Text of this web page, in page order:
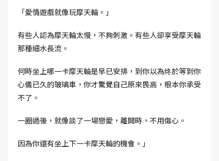
「愛情遊戲就像玩摩天輪。」
有些人認為摩天輪太慢，不夠刺激。有些人卻享受摩天輪
那種細水長流。
何時坐上哪一卡摩天輪是早已安排，到你以為终於等到你
心儀已久的玻璃車，你才驚覺自己原來畏高，根本你承受
不了。
一圈過後，就像談了一場戀愛，離開時，不用傷心。
因為你還有坐上下一卡摩天輪的機會。」